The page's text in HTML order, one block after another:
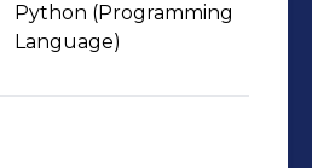
Python (Programming
Language)